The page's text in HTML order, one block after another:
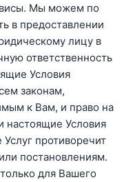
Мы можем по
в предоставлении
лицу в
ответственность
Условия
законам,
к Вам, и право на
настоящие Условия
Услуг противоречит
постановлениям.
для Вашего